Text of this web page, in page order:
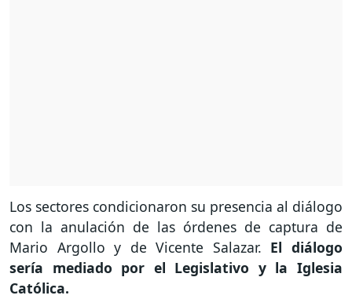
Los sectores condicionaron su presencia al diálogo
con la anulación de las órdenes de captura de
Mario Argollo y de Vicente Salazar. El diálogo
sería mediado por el Legislativo y la Iglesia
Católica.